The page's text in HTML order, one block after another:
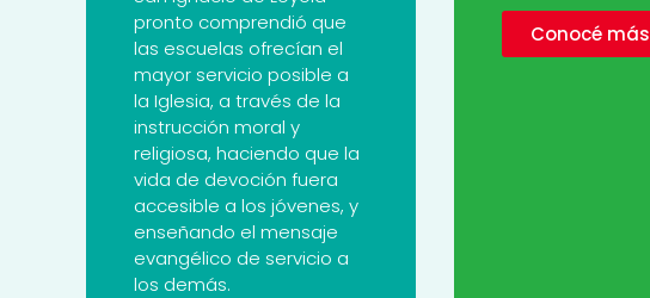
pronto comprendió que
las escuelas ofrecían el
mayor servicio posible a
la Iglesia, a través de la
instrucción moral y
religiosa, haciendo que la
vida de devoción fuera
accesible a los jóvenes, y
enseñando el mensaje
evangélico de servicio a
los demás.
Conocé más